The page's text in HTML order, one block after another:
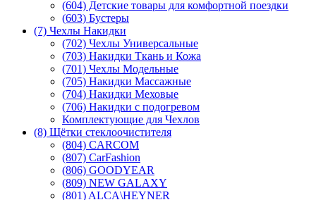
(604) Детские товары для комфортной поездки
(603) Бустеры
(7) Чехлы Накидки
(702) Чехлы Универсальные
(703) Накидки Ткань и Кожа
(701) Чехлы Модельные
(705) Накидки Массажные
(704) Накидки Меховые
(706) Накидки с подогревом
Комплектующие для Чехлов
(8) Щётки стеклоочистителя
(804) CARCOM
(807) CarFashion
(806) GOODYEAR
(809) NEW GALAXY
(801) ALCA\HEYNER